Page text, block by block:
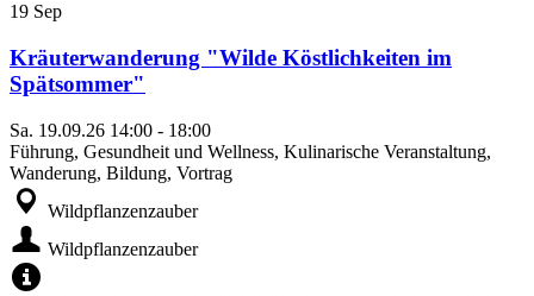
19 Sep
Kräuterwanderung "Wilde Köstlichkeiten im
Spätsommer"
Sa. 19.09.26 14:00 - 18:00
Führung, Gesundheit und Wellness, Kulinarische Veranstaltung,
Wanderung, Bildung, Vortrag
Wildpflanzenzauber
Wildpflanzenzauber